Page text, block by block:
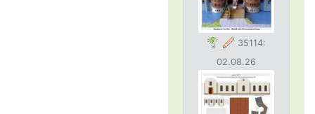
35114:
02.08.26